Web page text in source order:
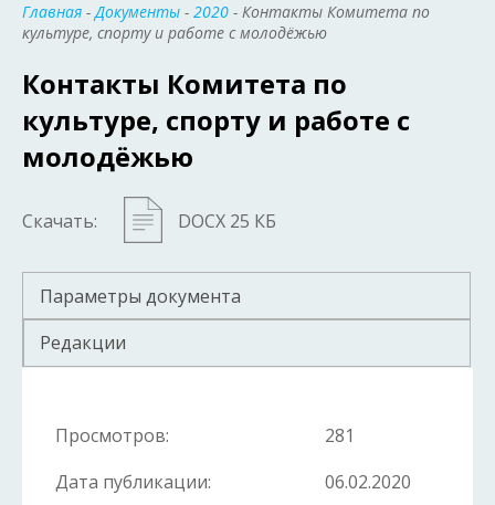
Главная -Документы - 2020 - Контакты Комитета по
культуре, спорту и работе с молодёжью
Контакты Комитета по
культуре, спорту и работе с
молодёжью
Скачать: DOCX 25 КБ
Параметры документа
Редакции
Просмотров:
281
Дата публикации:
06.02.2020